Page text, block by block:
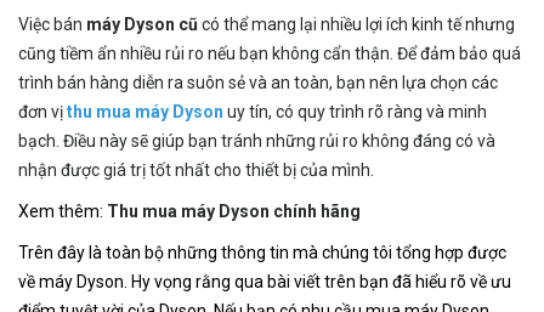
Việc bán máy Dyson cũcó thể mang lại nhiều lợi ích kinh tế nhưng
cũng tiềm ẩn nhiều rủi ro nếu bạn không cẩn thận. Để đảm bảo quá
trình bán hàng diễn ra suôn sẻ và an toàn, bạn nên lựa chọn các
đơn vịthu mua máy Dyson uy tín, có quy trình rõ ràng và minh
bạch. Điều này sẽ giúp bạn tránh những rủi ro không đáng có và
nhận được giá trị tốt nhất cho thiết bị của mình.
Xem thêm: Thu mua máy Dyson chính hãng
Trên đây là toàn bộ những thông tin mà chúng tôi tổng hợp được
về máy Dyson. Hy vọng rằng qua bài viết trên bạn đã hiểu rõ về ưu